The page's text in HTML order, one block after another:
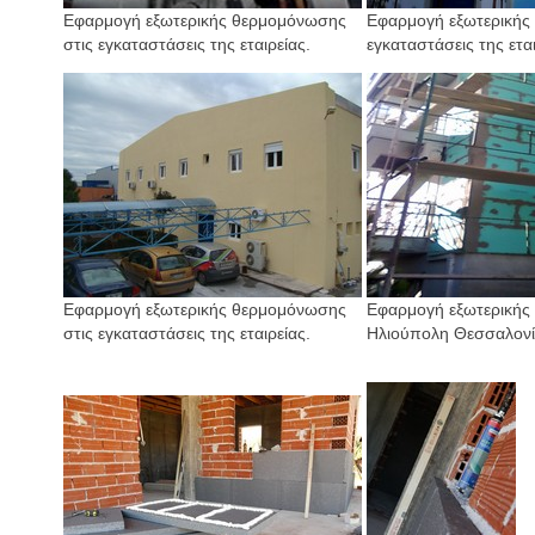
Εφαρμογή εξωτερικής θερμομόνωσης
στις εγκαταστάσεις της εταιρείας.
Εφαρμογή
εγκαταστάσεις της
Εφαρμογή εξωτερικής θερμομόνωσης
στις εγκαταστάσεις της εταιρείας.
Εφαρμογή
Ηλιούπολη